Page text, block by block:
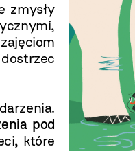
zmysły
pod
które